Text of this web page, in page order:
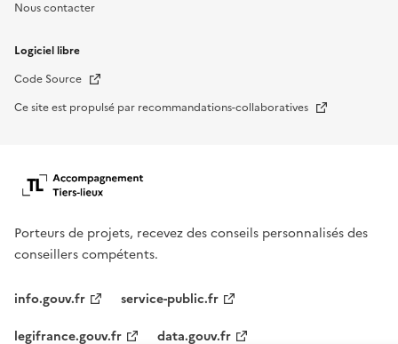
Nous contacter
Logiciel libre
Code Source Nouvelle fenêtre
Ce site est propulsé par recommandations-collaboratives Nouvelle fenêtre
Porteurs de projets, recevez des conseils personnalisés des
conseillers compétents.
info.gouv.fr
service-public.fr
legifrance.gouv.fr
data.gouv.fr